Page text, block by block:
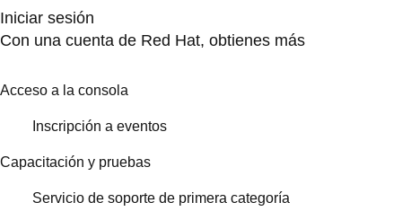
Iniciar sesión
Con una cuenta de Red Hat, obtienes más
Acceso a la consola
Inscripción a eventos
Capacitación y pruebas
Servicio de soporte de primera categoría